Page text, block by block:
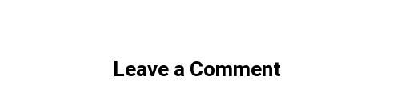
Leave a Comment